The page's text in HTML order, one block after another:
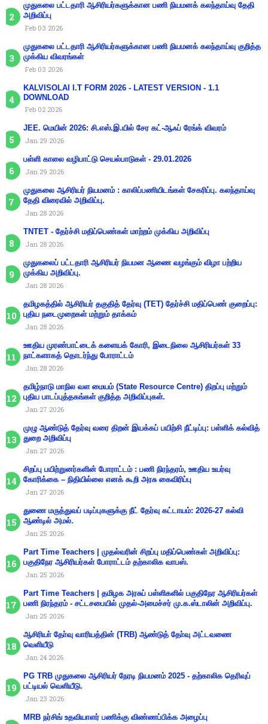
முதுகலை பட்டதாரி ஆசிரியர்களுக்கான பணி நியமனக் கலந்தாய்வு தேதி
அறிவிப்பு
Feb 03 2026
முதுகலை பட்டதாரி ஆசிரியர்களுக்கான பணி நியமனக் கலந்தாய்வு குறித்த
முக்கிய விவரங்கள்
Feb 03 2026
KALVISOLAI I.T FORM 2026 - LATEST VERSION - 1.1
DOWNLOAD
Feb 02 2026
JEE. மெயின் 2026: சி.எஸ்.இ.யில் சேர கட்-ஆஃப் ரேங்க் விவரம்
Jan 29 2026
பள்ளி காலை வழிபாட்டு செயல்பாடுகள் - 29.01.2026
Jan 29 2026
முதுகலை ஆசிரியர் நியமனம் : காலிப்பணியிடங்கள் சேகரிப்பு. கலந்தாய்வு
தேதி விரைவில் அறிவிப்பு.
Jan 28 2026
TNTET - தேர்ச்சி மதிப்பெண்கள் மாற்றம் முக்கிய அறிவிப்பு
Jan 28 2026
முதுகலைப் பட்டதாரி ஆசிரியர் நியமன ஆணை வழங்கும் விழா பற்றிய
முக்கிய அறிவிப்பு.
Jan 28 2026
தமிழகத்தில் ஆசிரியர் தகுதித் தேர்வு (TET) தேர்ச்சி மதிப்பெண் குறைப்பு:
புதிய நடைமுறைகள் மற்றும் தாக்கம்
Jan 28 2026
ஊதிய முரண்பாட்டைக் களையக் கோரி, இடைநிலை ஆசிரியர்கள் 33
நாட்களாகத் தொடர்ந்து போராட்டம்
Jan 28 2026
தமிழ்நாடு மாநில வள மையம் (State Resource Centre) திறப்பு மற்றும்
புதிய பாடப்புத்தகங்கள் குறித்த அறிவிப்புகள்.
Jan 27 2026
முழு ஆண்டுத் தேர்வு வரை திறன் இயக்கப் பயிற்சி நீட்டிப்பு: பள்ளிக் கல்வித்
துறை அறிவிப்பு
Jan 27 2026
சிறப்பு பயிற்றுனர்களின் போராட்டம் : பணி நிரந்தரம், ஊதிய உயர்வு
கோரிக்கை – நிதியில்லை எனக் கூறி அரசு கைவிரிப்பு
Jan 27 2026
துணை மருத்துவப் படிப்புகளுக்கு நீட் தேர்வு கட்டாயம்: 2026-27 கல்வி
ஆண்டில் அமல்.
Jan 25 2026
Part Time Teachers | முதல்வரின் சிறப்பு மதிப்பெண்கள் அறிவிப்பு:
பகுதிநேர ஆசிரியர்கள் போராட்டம் தற்காலிக வாபஸ்.
Jan 25 2026
Part Time Teachers | தமிழக அரசுப் பள்ளிகளில் பகுதிநேர ஆசிரியர்கள்
பணி நிரந்தரம் - சட்டசபையில் முதல்-அமைச்சர் மு.க.ஸ்டாலின் அறிவிப்பு.
Jan 25 2026
ஆசிரியா் தோ்வு வாரியத்தின் (TRB) ஆண்டுத் தோ்வு அட்டவணை
வெளியீடு
Jan 24 2026
PG TRB முதுகலை ஆசிரியர் நேரடி நியமனம் 2025 - தற்காலிக தெரிவுப்
பட்டியல் வெளியீடு.
Jan 23 2026
MRB நர்சிங் உதவியாளர் பணிக்கு விண்ணப்பிக்க அழைப்பு